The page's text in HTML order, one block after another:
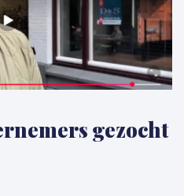
gezocht